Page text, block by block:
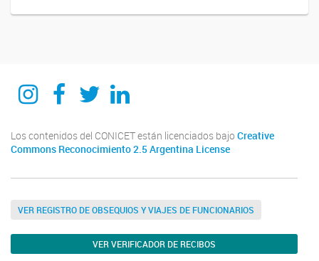
itecaunsam
itecaunsam
itecaunsam
Instituto de Tecnologías Emergentes y Ciencias Aplicadas ITECA
Los contenidos del CONICET están licenciados bajo Creative
Commons Reconocimiento 2.5 Argentina License
VER REGISTRO DE OBSEQUIOS Y VIAJES DE FUNCIONARIOS
VER VERIFICADOR DE RECIBOS